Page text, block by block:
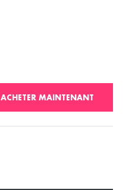
ACHETER MAINTENANT